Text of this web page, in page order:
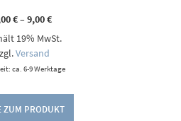
€–9,00€Preisspanne:
bis
19% MwSt.
Versand
ca. 6-9 Werktage
ZUM PRODUKT